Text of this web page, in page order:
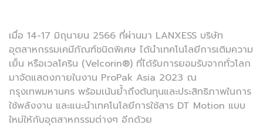
เมื่อ 14-17 มิถุนายน 2566 ที่ผ่านมา LANXESS บริษัท
อุตสาหกรรมเคมีภัณฑ์ชนิดพิเศษ ได้นำเทคโนโลยีการเติมความ
เย็น หรือเวลโคริน (Velcorin®) ที่ได้รับการยอมรับจากทั่วโลก
มาจัดแสดงภายในงาน ProPak Asia 2023 ณ
กรุงเทพมหานคร พร้อมเน้นย้ำถึงต้นทุนและประสิทธิภาพในการ
ใช้พลังงาน และแนะนำเทคโนโลยีการใช้สาร DT Motion แบบ
ใหม่ให้กับอุตสาหกรรมต่างๆ อีกด้วย